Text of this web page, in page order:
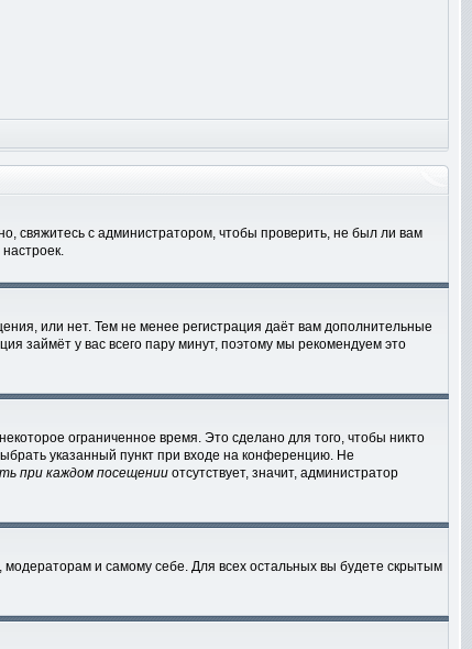
свяжитесь с администратором, чтобы проверить, не был ли вам
или нет. Тем не менее регистрация даёт вам дополнительные
займёт у вас всего пару минут, поэтому мы рекомендуем это
ограниченное время. Это сделано для того, чтобы никто
указанный пункт при входе на конференцию. Не
при каждом посещении отсутствует, значит, администратор
и самому себе. Для всех остальных вы будете скрытым